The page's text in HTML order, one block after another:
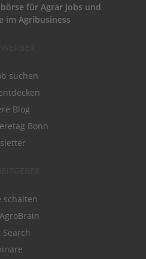
für Agrar Jobs und
im Agribusiness
suchen
Blog
Bonn
schalten
Search